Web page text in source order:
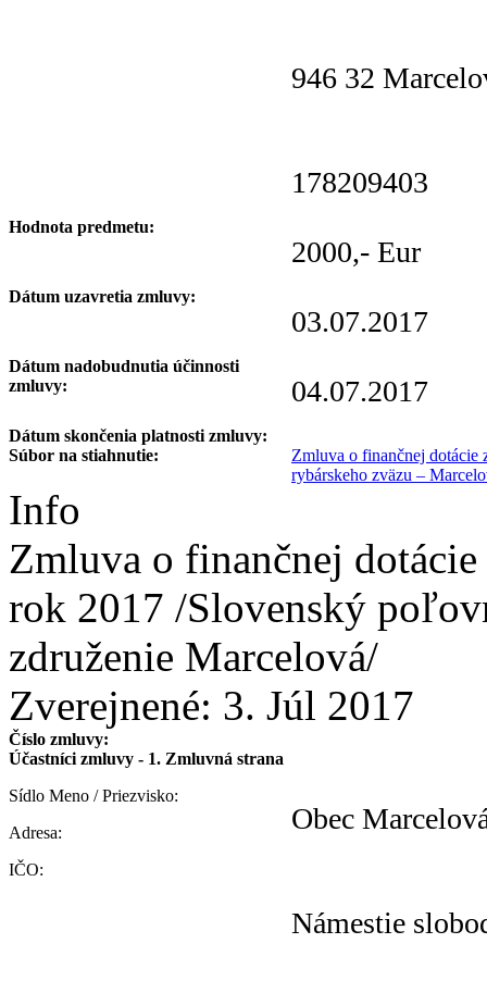
946 32
178209403
Hodnota predmetu:
2000,- Eur
Dátum uzavretia zmluvy:
03.07.2017
Dátum nadobudnutia účinnosti
zmluvy:
04.07.2017
Dátum skončenia platnosti zmluvy:
Súbor na stiahnutie:
Zmluva o finančnej dotácie
rybárskeho zväzu –
Info
Zmluva o finančnej
rok 2017 /Slovenský
združenie Marcelová/
Zverejnené: 3. Júl 2017
Číslo zmluvy:
Účastníci zmluvy - 1. Zmluvná strana
Sídlo Meno / Priezvisko:
Adresa:
IČO:
Obec
Námestie